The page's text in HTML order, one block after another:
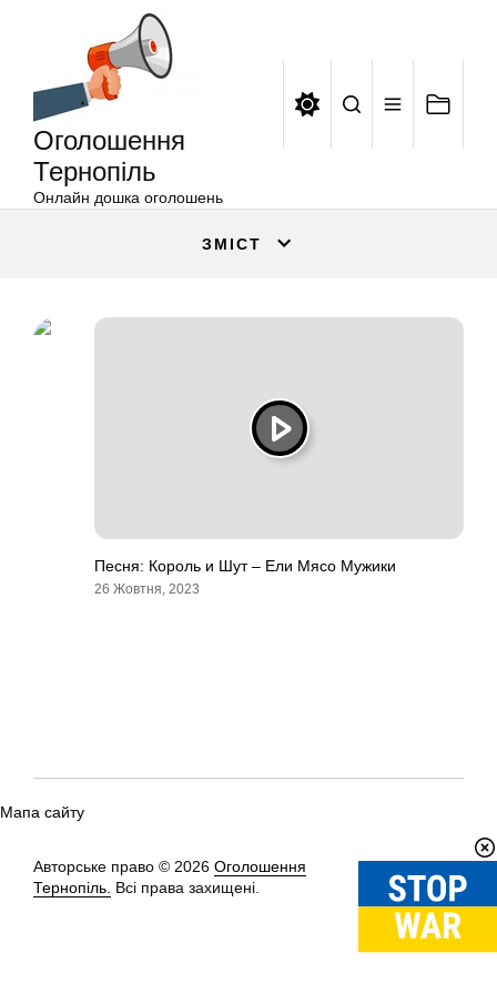
Оголошення
Тернопіль
Онлайн дошка оголошень
ЗМІСТ
Песня: Король и Шут – Ели Мясо Мужики
26 Жовтня, 2023
Мапа сайту
Авторське право © 2026 Оголошення
Тернопіль. Всі права захищені.
Вгору↑